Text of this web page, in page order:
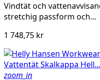
Vindtät och
stretchig passform och...
1 748,75 kr
zoom_in